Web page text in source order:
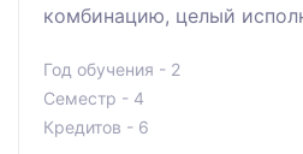
комбинацию, целый
Год обучения - 2
Семестр - 4
Кредитов - 6